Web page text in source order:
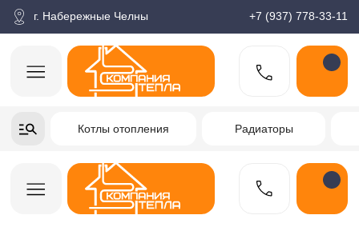
г. Набережные Челны
Котлы отопления Радиаторы Водонагреватели
+7-937-778-33-11